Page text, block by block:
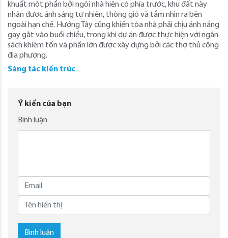
khuất một phần bởi ngôi nhà hiện có phía trước, khu đất này
nhận được ánh sáng tự nhiên, thông gió và tầm nhìn ra bên
ngoài hạn chế. Hướng Tây cũng khiến tòa nhà phải chịu ánh nắng
gay gắt vào buổi chiều, trong khi dự án được thực hiện với ngân
sách khiêm tốn và phần lớn được xây dựng bởi các thợ thủ công
địa phương.
Sáng tác kiến trúc
Ý kiến của bạn
Bình luận
Bình luận